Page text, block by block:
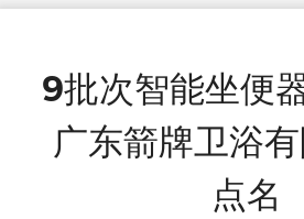
9批次智能坐便
广东箭牌卫浴
点名